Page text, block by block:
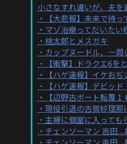
小さなすれ違いが、夫を
【大悲報】未来で待
マゾ治療ってだいたい
桃太郎とメスガキ
カップヌードル、一
【衝撃】ドラクエ6を
【ハゲ速報】イケお
【ハゲ速報】デビッ
【辺野古ボート転覆
現役引退の古賀紗理那
主婦に個室に入っても
チェンソーマン 吉田